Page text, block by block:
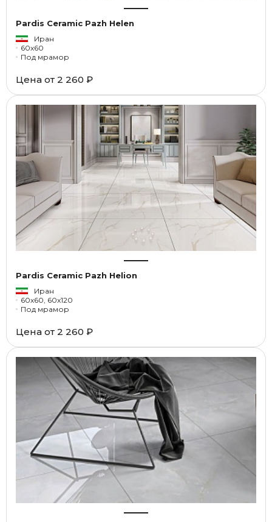
Pardis Ceramic Pazh Helen
Иран
60x60
Под мрамор
Цена от 2 260 ₽
Pardis Ceramic Pazh Helion
Иран
60x60, 60x120
Под мрамор
Цена от 2 260 ₽